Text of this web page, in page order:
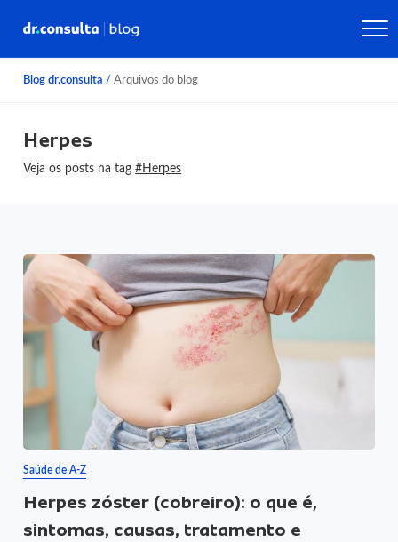
Blog dr.consulta / Arquivos do blog
Herpes
Veja os posts na tag#Herpes
Saúde de A-Z
Herpes zóster (cobreiro): o que é,
sintomas, causas, tratamento e